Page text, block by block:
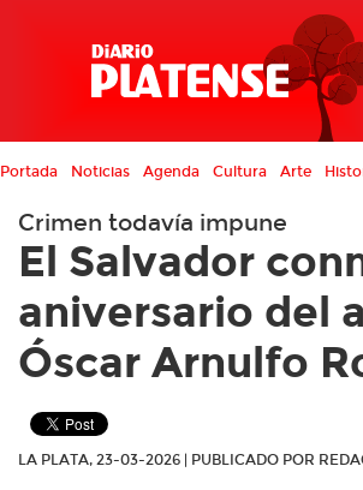
Portada Noticias Agenda Cultura Arte
Crimen todavía impune
El Salvador
aniversario del
Óscar Arnulfo
LA PLATA, 23-03-2026 | PUBLICADO POR